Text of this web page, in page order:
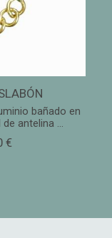
bañado en
antelina ...
€